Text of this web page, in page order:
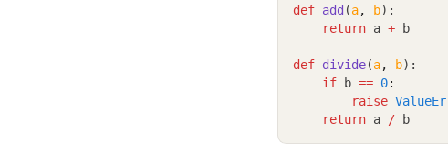
def add (a, b):
return a + b
def divide(a, b):
if b == 0:
raise
return a / b